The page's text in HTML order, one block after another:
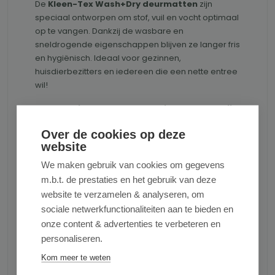
De Kleen-Tex Wash+Dry deurmatten zijn
speciaal ontworpen om stof, vuil en vocht optimaal
op te vangen. Dankzij de wasbare en
sneldrogende eigenschappen blijven ze langer fris
en hygiënisch. Ideaal voor gezinnen,
huisdierbezitters en iedereen die een nette entree
wil!
Bestel nu jouw Wash+Dry Design deurmat Bij
stijlvol huis!
Productnummer:WASH+DRYDESIGN074772
Over de cookies op deze
website
We maken gebruik van cookies om gegevens
m.b.t. de prestaties en het gebruik van deze
website te verzamelen & analyseren, om
sociale netwerkfunctionaliteiten aan te bieden en
onze content & advertenties te verbeteren en
personaliseren.
Kom meer te weten